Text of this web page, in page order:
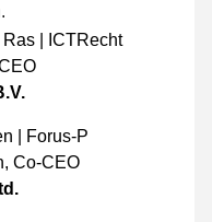
, Co-CEO